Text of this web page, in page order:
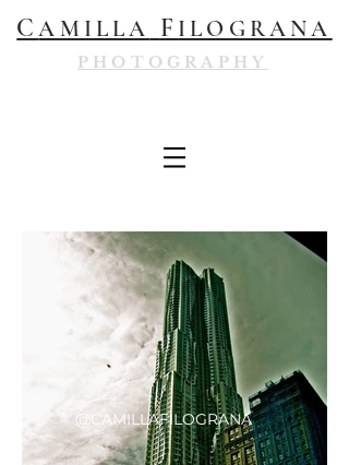
CAMILLA F ILOGRANA
PHOTOGRAPHY
@CAMILLAFILOGRANA